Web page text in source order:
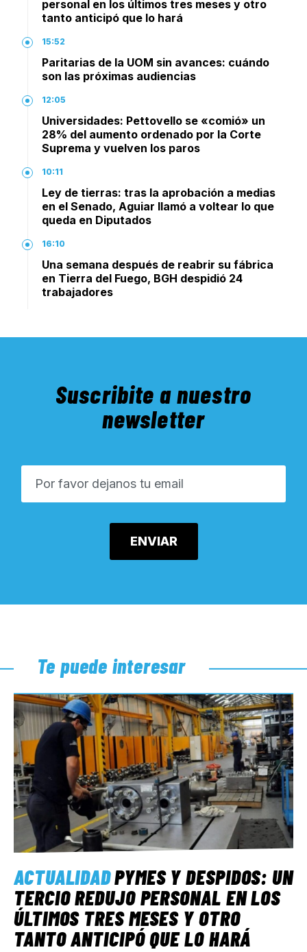
personal en los últimos tres meses y otro
tanto anticipó que lo hará
15:52
Paritarias de la UOM sin avances: cuándo
son las próximas audiencias
12:05
Universidades: Pettovello se «comió» un
28% del aumento ordenado por la Corte
Suprema y vuelven los paros
10:11
Ley de tierras: tras la aprobación a medias
en el Senado, Aguiar llamó a voltear lo que
queda en Diputados
16:10
Una semana después de reabrir su fábrica
en Tierra del Fuego, BGH despidió 24
trabajadores
Suscribite a nuestro
newsletter
Te puede interesar
ACTUALIDADPYMES Y DESPIDOS: UN
TERCIO REDUJO PERSONAL EN LOS
ÚLTIMOS TRES MESES Y OTRO
TANTO ANTICIPÓ QUE LO HARÁ